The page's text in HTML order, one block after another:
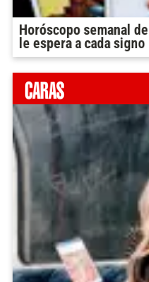
Horóscopo semanal
le espera a cada signo